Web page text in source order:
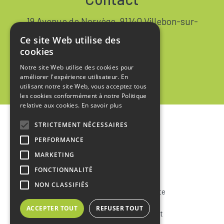
19 Avenue de Norvège, 91140 Villebon-sur-
+33 1 64 53 37 90
Contact
Accueil
Politique de Confidentialité
Conditions Générales de Vente
Conditions Générales d’Achat
Ce site Web utilise des
cookies
Notre site Web utilise des cookies pour
améliorer l'expérience utilisateur. En
utilisant notre site Web, vous acceptez tous
les cookies conformément à notre Politique
relative aux cookies. En savoir plus
STRICTEMENT NÉCESSAIRES
PERFORMANCE
MARKETING
FONCTIONNALITÉ
NON CLASSIFIÉS
ACCEPTER TOUT REFUSER TOUT